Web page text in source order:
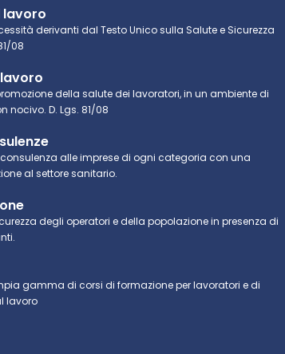
lavoro
derivanti dal Testo Unico sulla Salute e Sicurezza
08
della salute dei lavoratori, in un ambiente di
nocivo. D. Lgs. 81/08
consulenza alle imprese di ogni categoria con una
al settore sanitario.
degli operatori e della popolazione in presenza di
gamma di corsi di formazione per lavoratori e di
lavoro